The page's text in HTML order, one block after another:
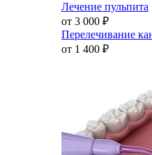
Лечение пульпита
от 3 000 ₽
Перелечивание
от 1 400 ₽